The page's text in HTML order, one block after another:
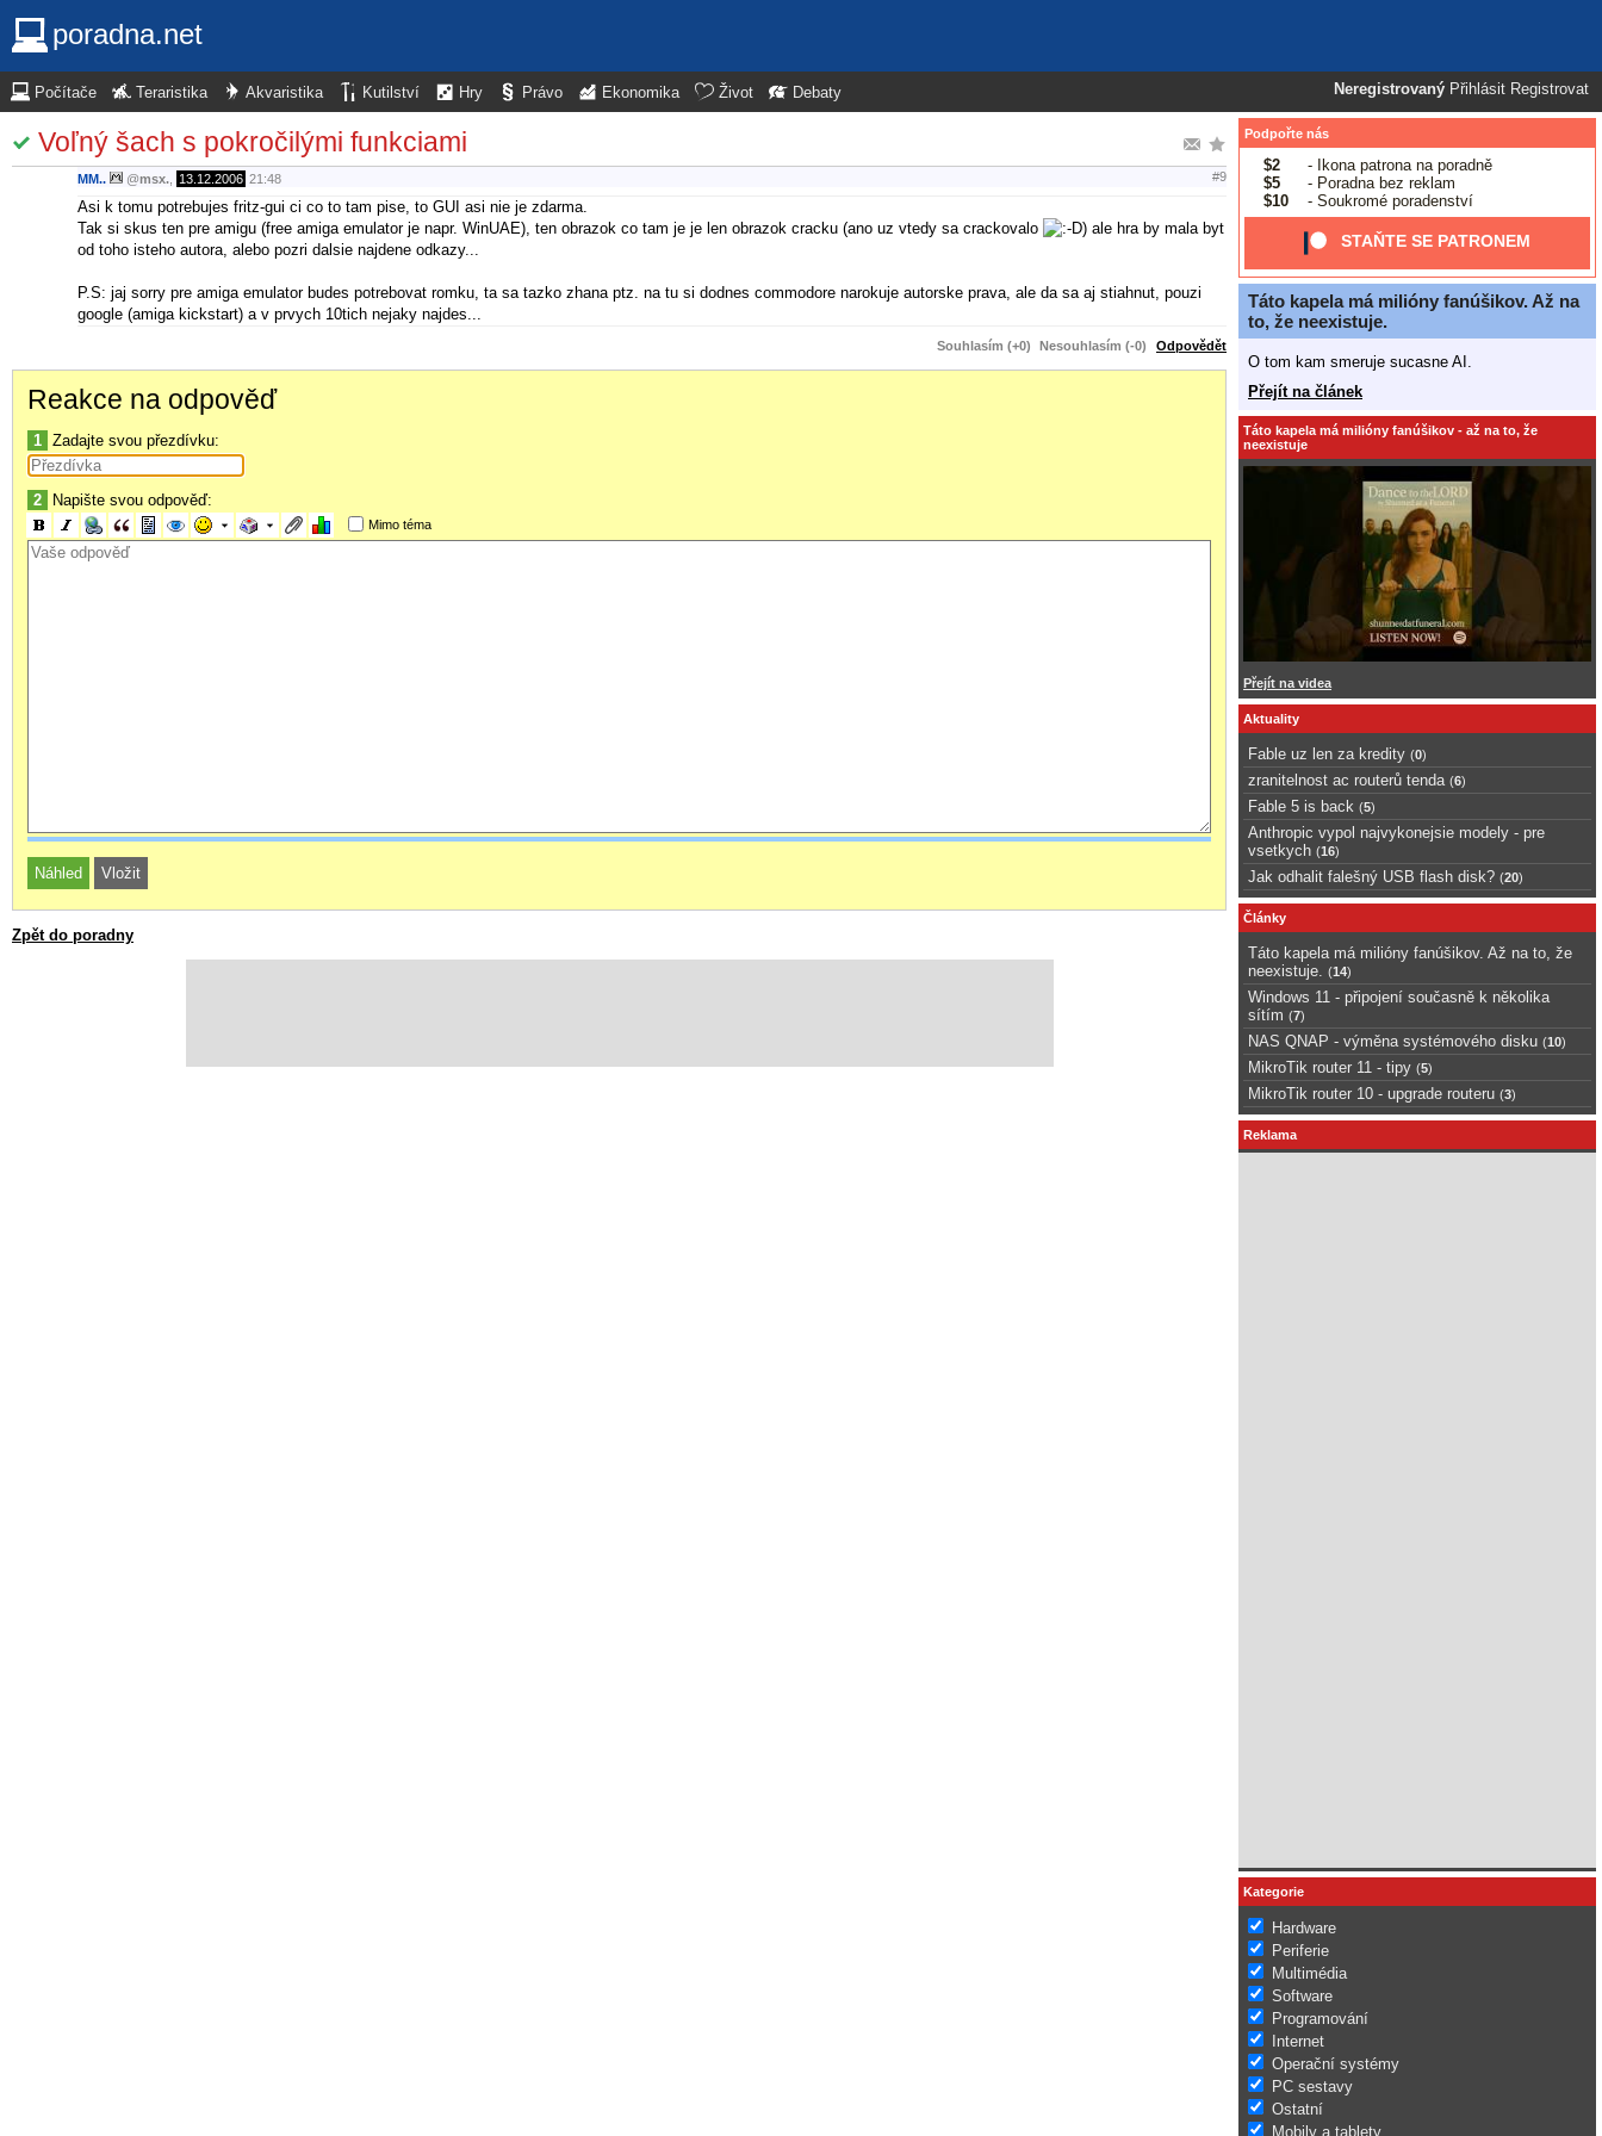
poradna.net
Neregistrovaný Přihlásit Registrovat
Počítače Teraristika Akvaristika Kutilství Hry Právo Ekonomika Život Debaty
Voľný šach s pokročilými funkciami
MM.. @msx. 13.12.2006 21:48 #9
Asi k tomu potrebujes fritz-gui ci co to tam pise, to GUI asi nie je zdarma.
Tak si skus ten pre amigu (free amiga emulator je napr. WinUAE), ten obrazok co tam je je len obrazok cracku (ano uz vtedy sa crackovalo
) ale hra by mala byt
od toho isteho autora, alebo pozri dalsie najdene odkazy...
P.S: jaj sorry pre amiga emulator budes potrebovat romku, ta sa tazko zhana ptz. na tu si dodnes commodore narokuje autorske prava, ale da sa aj stiahnut, pouzi
google (amiga kickstart) a v prvych 10tich nejaky najdes...
Souhlasím (+0) Nesouhlasím (-0) Odpovědět
Reakce na odpověď
1 Zadajte svou přezdívku:
2 Napište svou odpověď:
Mimo téma
Zpět do poradny
Podpořte nás
$2
- Ikona patrona na poradně
$5
- Poradna bez reklam
$10
- Soukromé poradenství
STAŇTE SE PATRONEM
Táto kapela má milióny fanúšikov. Až na
to, že neexistuje.
O tom kam smeruje sucasne AI.
Přejít na článek
Táto kapela má milióny fanúšikov - až na to, že
neexistuje
Přejít na videa
Aktuality
Fable uz len za kredity (0)
zranitelnost ac routerů tenda (6)
Fable 5 is back (5)
Anthropic vypol najvykonejsie modely - pre
vsetkych (16)
Jak odhalit falešný USB flash disk? (20)
Články
Táto kapela má milióny fanúšikov. Až na to, že
neexistuje.
(14)
Windows 11 - připojení současně k několika
sítím (7)
NAS QNAP - výměna systémového disku (10)
MikroTik router 11 - tipy (5)
MikroTik router 10 - upgrade routeru (3)
Reklama
Kategorie
Hardware
Periferie
Multimédia
Software
Programování
Internet
Operační systémy
PC sestavy
Ostatní
Mobily a tablety